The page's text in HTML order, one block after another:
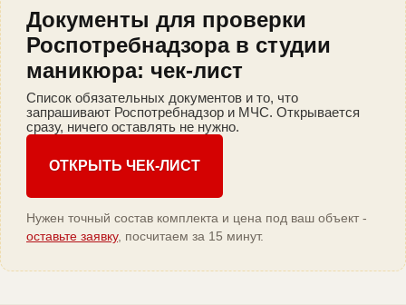
Документы для проверки
Роспотребнадзора в студии
маникюра: чек-лист
Список обязательных документов и то, что
запрашивают Роспотребнадзор и МЧС. Открывается
сразу, ничего оставлять не нужно.
ОТКРЫТЬ ЧЕК-ЛИСТ
Нужен точный состав комплекта и цена под ваш объект -
оставьте заявку, посчитаем за 15 минут.